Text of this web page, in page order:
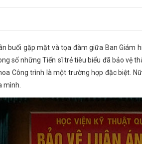
buổi gặp mặt và tọa đàm giữa Ban Giám
số những Tiến sĩ trẻ tiêu biểu đã bảo vệ
Công trình là một trường hợp đặc biệt.
mình.